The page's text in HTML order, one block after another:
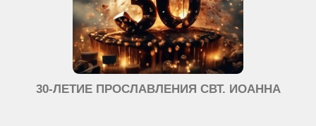
30-ЛЕТИЕ ПРОСЛАВЛЕНИЯ СВТ. ИОАННА